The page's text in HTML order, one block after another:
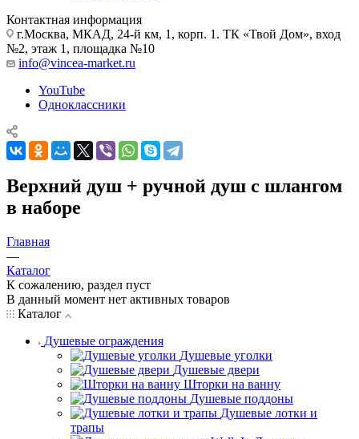
Контактная информация
г.Москва, МКАД, 24-й км, 1, корп. 1. ТК «Твой Дом», вход
№2, этаж 1, площадка №10
info@vincea-market.ru
YouTube
Одноклассники
Верхний душ + ручной душ с шлангом
в наборе
Главная
—
Каталог
К сожалению, раздел пуст
В данный момент нет активных товаров
Каталог
Душевые ограждения
Душевые уголки
Душевые двери
Шторки на ванну
Душевые поддоны
Душевые лотки и
трапы